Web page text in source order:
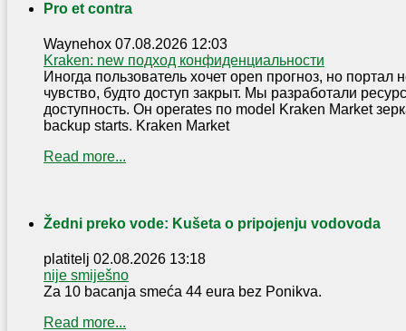
Pro et contra
Waynehox 07.08.2026 12:03
Kraken: new подход конфиденциальности
Иногда пользователь хочет open прогноз, но портал
чувство, будто доступ закрыт. Мы разработали
доступность. Он operates по model Kraken Market
backup starts. Kraken Market
Read more...
Žedni preko vode: Kušeta o pripojenju vodovoda
platitelj 02.08.2026 13:18
nije smiješno
Za 10 bacanja smeća 44 eura bez Ponikva.
Read more...